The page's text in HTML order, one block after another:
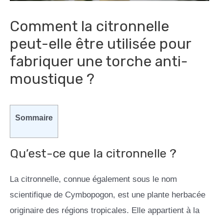
Comment la citronnelle
peut-elle être utilisée pour
fabriquer une torche anti-
moustique ?
Sommaire
Qu’est-ce que la citronnelle ?
La citronnelle, connue également sous le nom
scientifique de Cymbopogon, est une plante herbacée
originaire des régions tropicales. Elle appartient à la